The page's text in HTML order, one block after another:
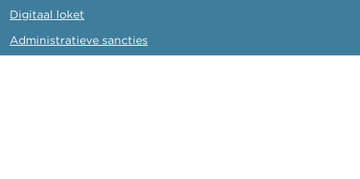
Digitaal loket
Administratieve sancties